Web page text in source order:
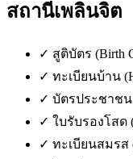
สถานีเพลินจิต
✓ สูติบัตร (Birth
✓ ทะเบียนบ้าน
✓ บัตรประชาชน
✓ ใบรับรองโสด
✓ ทะเบียนสมรส